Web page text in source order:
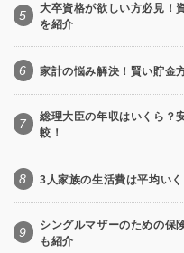
5
大卒資格が欲しい方必見！
を紹介
6 家計の悩み解決！賢い貯金
7
総理大臣の年収はいくら？
較！
8 3人家族の生活費は平均い
9
シングルマザーのための保
も紹介